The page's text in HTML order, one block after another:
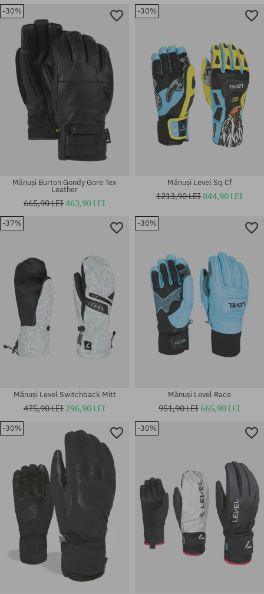
Mărimi existente:
M; L; S-M
-30%
Mărimi existente:
Mănuși Burton Gondy Gore Tex
Leather
665,90 LEI463,90 LEI
-30%
Mănuși Level Sq Cf
1213,90 LEI844,90 LEI
-37%
Mănuși Level Switchback Mitt
475,90 LEI 296,90 LEI
-30%
Mănuși Level Race
951,90 LEI665,90 LEI
-30% -30%